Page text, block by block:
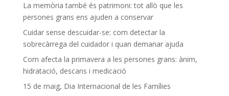
La memòria també és patrimoni: tot allò que les
persones grans ens ajuden a conservar
Cuidar sense descuidar-se: com detectar la
sobrecàrrega del cuidador i quan demanar ajuda
Com afecta la primavera a les persones grans: ànim,
hidratació, descans i medicació
15 de maig, Dia Internacional de les Famílies